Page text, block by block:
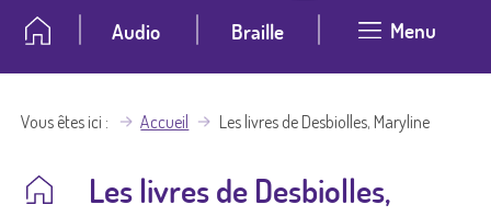
Audio Braille Menu
Vous êtes ici Accueil Les livres de Desbiolles, Maryline
Les livres de Desbiolles,